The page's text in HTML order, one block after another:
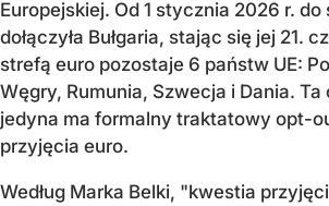
Europejskiej. Od 1 stycznia 2026 r.
dołączyła Bułgaria, stając się jej 21.
strefą euro pozostaje 6 państw UE:
Węgry, Rumunia, Szwecja i Dania. Ta
jedyna ma formalny traktatowy opt-
przyjęcia euro.
Według Marka Belki, "kwestia